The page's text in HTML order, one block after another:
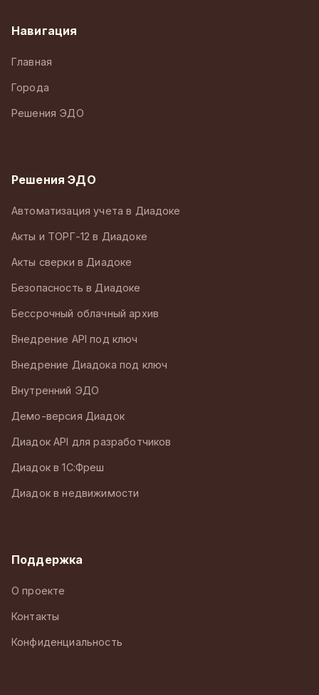
Навигация
Главная
Города
Решения ЭДО
Решения ЭДО
Автоматизация учета в Диадоке
Акты и ТОРГ-12 в Диадоке
Акты сверки в Диадоке
Безопасность в Диадоке
Бессрочный облачный архив
Внедрение API под ключ
Внедрение Диадока под ключ
Внутренний ЭДО
Демо-версия Диадок
Диадок API для разработчиков
Диадок в 1С:Фреш
Диадок в недвижимости
Поддержка
О проекте
Контакты
Конфиденциальность